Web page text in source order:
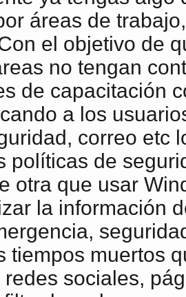
áreas de
el objetivo de
no tengan
de capacitación
a los
correo etc
políticas de
otra que usar
la información
tiempos muertos
sociales,